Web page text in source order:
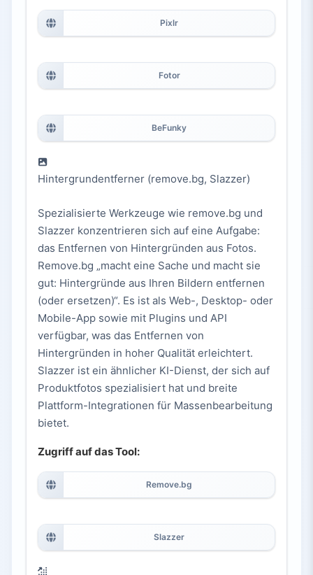
Pixlr
Fotor
BeFunky
Hintergrundentferner (remove.bg, Slazzer)
Spezialisierte Werkzeuge wie remove.bg und
Slazzer konzentrieren sich auf eine Aufgabe:
das Entfernen von Hintergründen aus Fotos.
Remove.bg „macht eine Sache und macht sie
gut: Hintergründe aus Ihren Bildern entfernen
(oder ersetzen)“. Es ist als Web-, Desktop- oder
Mobile-App sowie mit Plugins und API
verfügbar, was das Entfernen von
Hintergründen in hoher Qualität erleichtert.
Slazzer ist ein ähnlicher KI-Dienst, der sich auf
Produktfotos spezialisiert hat und breite
Plattform-Integrationen für Massenbearbeitung
bietet.
Zugriff auf das Tool:
Remove.bg
Slazzer